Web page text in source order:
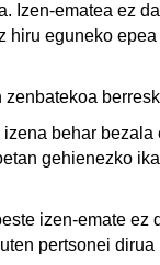
Izen-ematea ez
hiru eguneko
zenbatekoa
behar
gehienezko
izen-emate ez
pertsonei dirua